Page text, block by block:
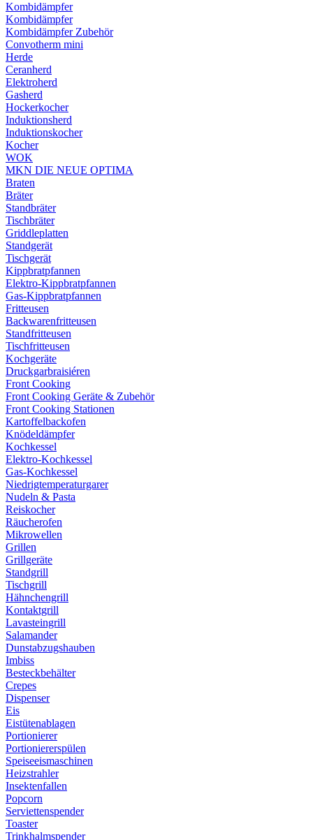
Kombidämpfer
Kombidämpfer
Kombidämpfer Zubehör
Convotherm mini
Herde
Ceranherd
Elektroherd
Gasherd
Hockerkocher
Induktionsherd
Induktionskocher
Kocher
WOK
MKN DIE NEUE OPTIMA
Braten
Bräter
Standbräter
Tischbräter
Griddleplatten
Standgerät
Tischgerät
Kippbratpfannen
Elektro-Kippbratpfannen
Gas-Kippbratpfannen
Fritteusen
Backwarenfritteusen
Standfritteusen
Tischfritteusen
Kochgeräte
Druckgarbraisiéren
Front Cooking
Front Cooking Geräte & Zubehör
Front Cooking Stationen
Kartoffelbackofen
Knödeldämpfer
Kochkessel
Elektro-Kochkessel
Gas-Kochkessel
Niedrigtemperaturgarer
Nudeln & Pasta
Reiskocher
Räucherofen
Mikrowellen
Grillen
Grillgeräte
Standgrill
Tischgrill
Hähnchengrill
Kontaktgrill
Lavasteingrill
Salamander
Dunstabzugshauben
Imbiss
Besteckbehälter
Crepes
Dispenser
Eis
Eistütenablagen
Portionierer
Portioniererspülen
Speiseeismaschinen
Heizstrahler
Insektenfallen
Popcorn
Serviettenspender
Toaster
Trinkhalmspender